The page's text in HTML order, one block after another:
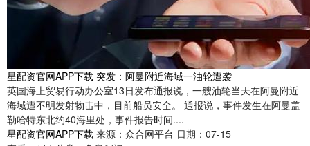
星配资官网APP下载 突发：阿曼附近海域一油轮遭袭
英国海上贸易行动办公室13日发布通报说，一艘油轮当天在阿曼附近
海域遭不明发射物击中，目前船员安全。 通报说，事件发生在阿曼盖
勒哈特东北约40海里处，事件报告时间....
星配资官网APP下载 来源：众合网平台 日期：07-15